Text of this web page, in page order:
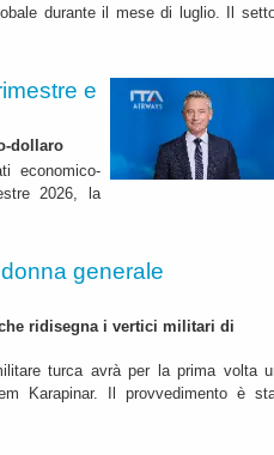
durante il mese di luglio. Il
e
dollaro
economico-
2026, la
generale
ridisegna i vertici militari di
turca avrà per la prima volta
Karapinar. Il provvedimento è